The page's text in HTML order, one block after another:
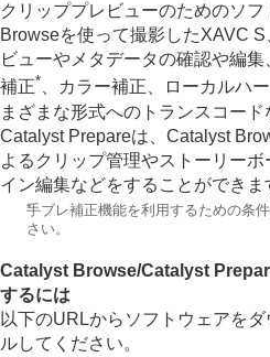
資料
故障かな？と思ったら
クリッププレビューのためのソ
Browseを使って撮影したXAVC
ビューやメタデータの確認や編
補正*、カラー補正、ローカルハ
まざまな形式へのトランスコード
Catalyst Prepareは、Catalyst
よるクリップ管理やストーリー
イン編集などをすることができま
*手ブレ補正機能を利用するための条
さい。
Catalyst Browse/Catalyst
するには
以下のURLからソフトウェアを
ルしてください。